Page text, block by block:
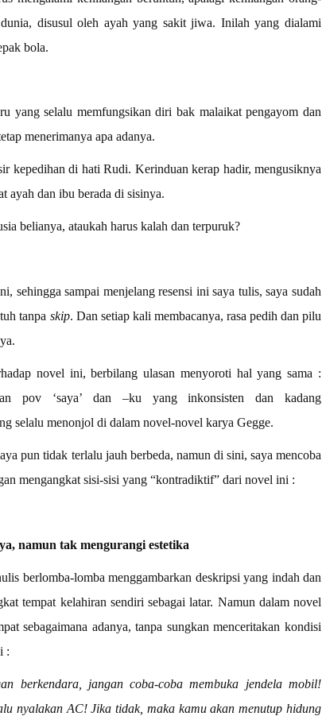
disusul oleh ayah yang sakit jiwa. Inilah yang dialami
bola.
yang selalu memfungsikan diri bak malaikat pengayom dan
menerimanya apa adanya.
kepedihan di hati Rudi. Kerinduan kerap hadir, mengusiknya
ayah dan ibu berada di sisinya.
belianya, ataukah harus kalah dan terpuruk?
sehingga sampai menjelang resensi ini saya tulis, saya sudah
tanpa skip. Dan setiap kali membacanya, rasa pedih dan pilu
novel ini, berbilang ulasan menyoroti hal yang sama :
pov ‘saya’ dan –ku yang inkonsisten dan kadang
selalu menonjol di dalam novel-novel karya Gegge.
pun tidak terlalu jauh berbeda, namun di sini, saya mencoba
mengangkat sisi-sisi yang “kontradiktif” dari novel ini :
namun tak mengurangi estetika
berlomba-lomba menggambarkan deskripsi yang indah dan
tempat kelahiran sendiri sebagai latar. Namun dalam novel
sebagaimana adanya, tanpa sungkan menceritakan kondisi
:
berkendara, jangan coba-coba membuka jendela mobil!
nyalakan AC! Jika tidak, maka kamu akan menutup hidung